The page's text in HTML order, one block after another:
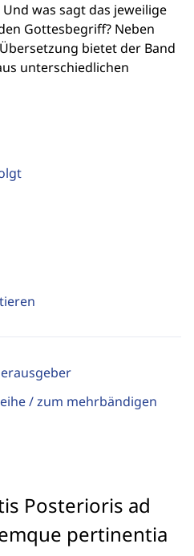
/ zum mehrbändigen
was sagt das jeweilige
Gottesbegriff? Neben
bietet der Band
unterschiedlichen
Posterioris ad
pertinentia